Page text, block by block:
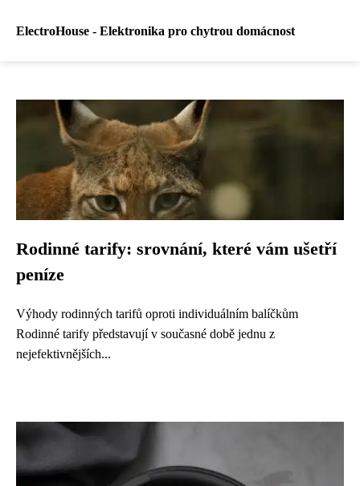
ElectroHouse - Elektronika pro chytrou domácnost
Rodinné tarify: srovnání, které vám ušetří
peníze
Výhody rodinných tarifů oproti individuálním balíčkům
Rodinné tarify představují v současné době jednu z
nejefektivnějších...